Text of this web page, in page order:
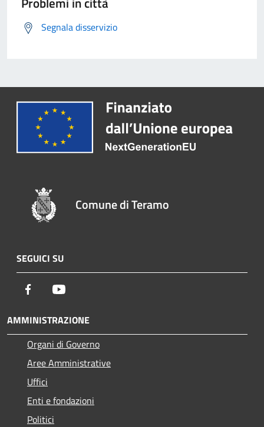
Segnala disservizio
Comune di Teramo
SEGUICI SU
Facebook
AMMINISTRAZIONE
Organi di Governo
Aree Amministrative
Uffici
Enti e fondazioni
Politici